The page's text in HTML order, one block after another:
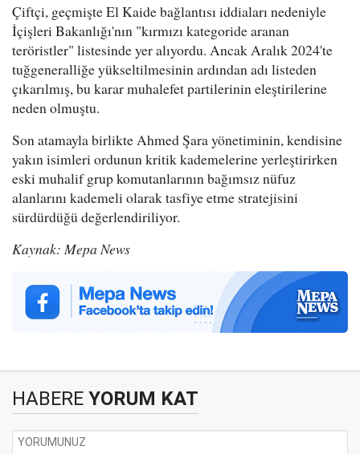
Çiftçi, geçmişte El Kaide bağlantısı iddiaları nedeniyle
İçişleri Bakanlığı'nın "kırmızı kategoride aranan
teröristler" listesinde yer alıyordu. Ancak Aralık 2024'te
tuğgeneralliğe yükseltilmesinin ardından adı listeden
çıkarılmış, bu karar muhalefet partilerinin eleştirilerine
neden olmuştu.
Son atamayla birlikte Ahmed Şara yönetiminin, kendisine
yakın isimleri ordunun kritik kademelerine yerleştirirken
eski muhalif grup komutanlarının bağımsız nüfuz
alanlarını kademeli olarak tasfiye etme stratejisini
sürdürdüğü değerlendiriliyor.
Kaynak: Mepa News
HABERE YORUM KAT